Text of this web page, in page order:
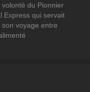
du Pionnier
Express qui servait
voyage entre